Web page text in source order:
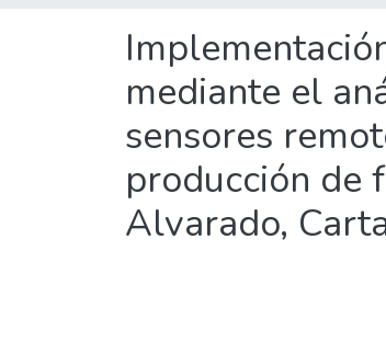
mediante el
sensores
producción de
Alvarado,